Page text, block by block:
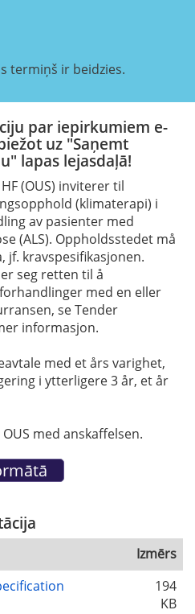
termiņš ir beidzies.
par iepirkumiem e-
uz "Saņemt
lapas lejasdaļā!
(OUS) inviterer til
(klimaterapi) i
av pasienter med
(ALS). Oppholdsstedet må
jf. kravspesifikasjonen.
seg retten til å
med en eller
se Tender
informasjon.
med et års varighet,
i ytterligere 3 år, et år
med anskaffelsen.
Izmērs
194
KB